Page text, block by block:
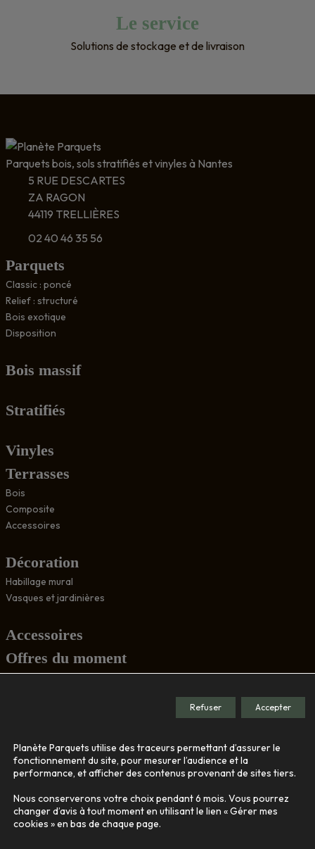
Le service
Solutions de stockage et de livraison
Parquets bois, sols stratifiés et vinyles à Nantes
5 RUE DESCARTES
ZA RAGON
44119 TRELLIÈRES
02 40 46 35 56
Parquets
Classic : poncé
Relief : structuré
Bois exotique
Disposition
Bois massif
Stratifiés
Vinyles
Terrasses
Bois
Composite
Accessoires
Décoration
Habillage mural
Vasques et jardinières
Accessoires
Offres du moment
Le showroom
Nos engagements
Contact
Planète Parquets utilise des traceurs permettant d’assurer le
fonctionnement du site, pour mesurer l’audience et la
performance, et afficher des contenus provenant de sites tiers.
Nous conserverons votre choix pendant 6 mois. Vous pourrez
changer d’avis à tout moment en utilisant le lien « Gérer mes
cookies » en bas de chaque page.
Accepter
Refuser